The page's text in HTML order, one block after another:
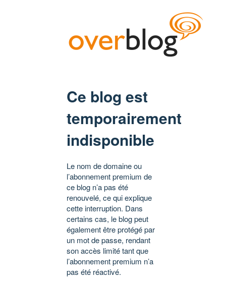
Ce blog est
temporairement
indisponible
Le nom de domaine ou
l’abonnement premium de
ce blog n’a pas été
renouvelé, ce qui explique
cette interruption. Dans
certains cas, le blog peut
également être protégé par
un mot de passe, rendant
son accès limité tant que
l’abonnement premium n’a
pas été réactivé.